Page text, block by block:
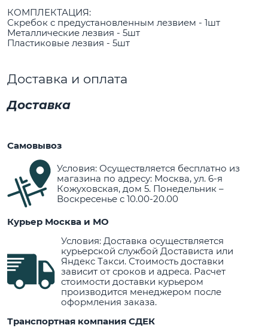
КОМПЛЕКТАЦИЯ:
Скребок с предустановленным лезвием - 1шт
Металлические лезвия - 5шт
Пластиковые лезвия - 5шт
Доставка и оплата
Доставка
Самовывоз
Условия: Осуществляется бесплатно из
магазина по адресу: Москва, ул. 6-я
Кожуховская, дом 5. Понедельник –
Воскресенье с 10.00-20.00
Курьер Москва и МО
Условия: Доставка осуществляется
курьерской службой Достависта или
Яндекс Такси. Стоимость доставки
зависит от сроков и адреса. Расчет
стоимости доставки курьером
производится менеджером после
оформления заказа.
Транспортная компания СДЕК